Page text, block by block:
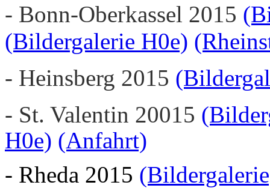
- Bonn-Oberkassel 2015
(Bildergalerie H0e)
- Heinsberg 2015
- St. Valentin 20015
H0e) (Anfahrt)
- Rheda 2015